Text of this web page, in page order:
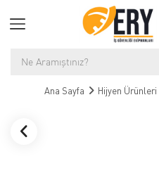
Ana Sayfa Hijyen Ürünleri